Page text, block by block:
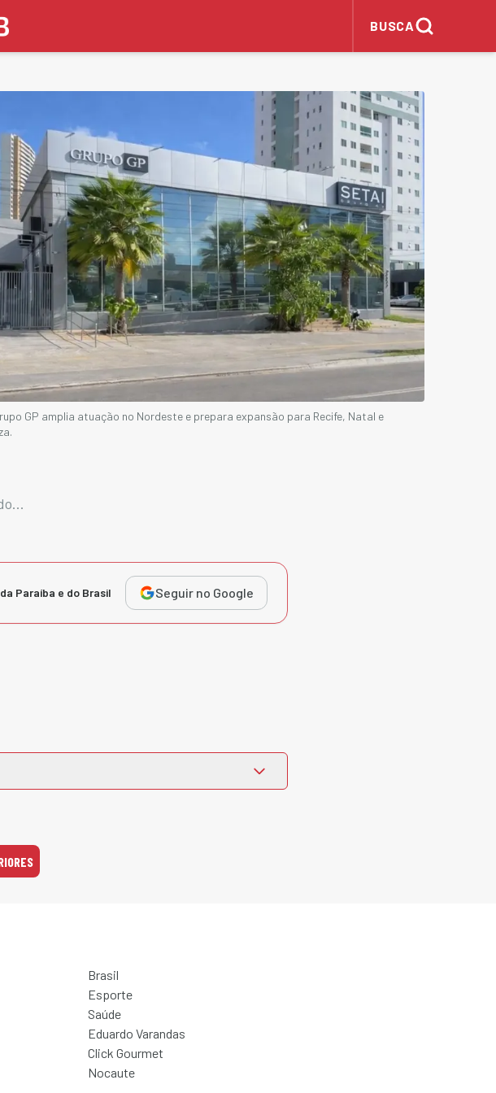
BUSCA
GP amplia atuação no Nordeste e prepara expansão para Recife, Natal e
Paraíba e do Brasil Seguir no Google
Brasil
Esporte
Saúde
Eduardo Varandas
Click Gourmet
Nocaute